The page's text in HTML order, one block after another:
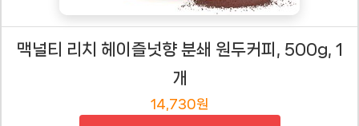
맥널티 리치 헤이즐넛향 분쇄 원두커피, 500g, 1
개
14,730원